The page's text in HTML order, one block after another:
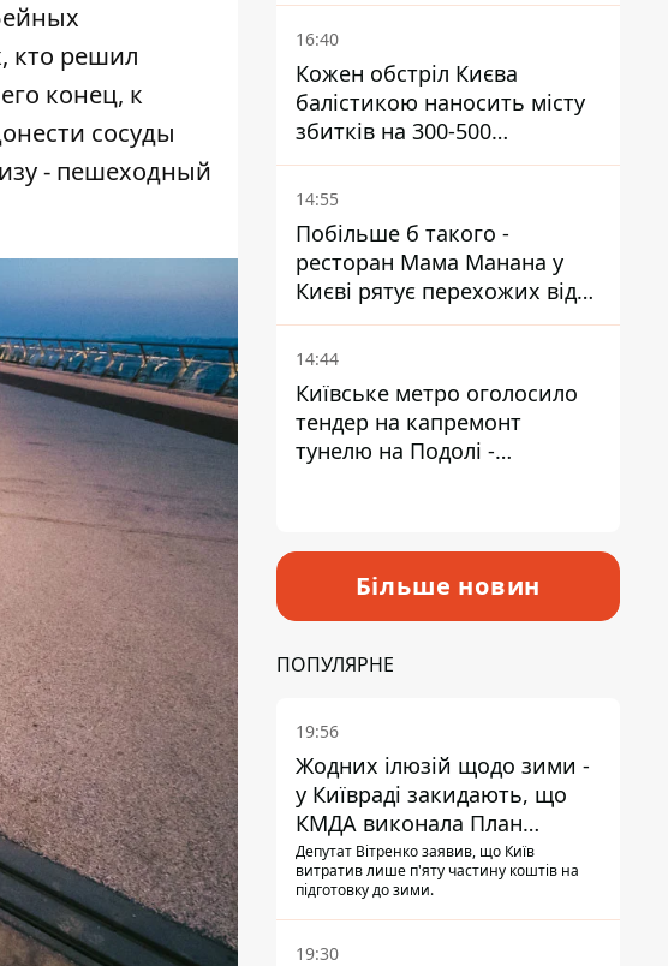
кто решил
конец, к
сосуды
- пешеходный
16:40
Кожен обстріл Києва
балістикою наносить місту
збитків на 300-500
мільйонів - Петро
Пантелеєв
14:55
Побільше б такого -
ресторан Мама Манана у
Києві рятує перехожих від
спеки
14:44
Київське метро оголосило
тендер на капремонт
тунелю на Подолі -
Більше новин
ПОПУЛЯРНЕ
19:56
Жодних ілюзій щодо зими -
у Київраді закидають, що
КМДА виконала План
стійкості на 20%
Депутат Вітренко заявив, що Київ
витратив лише п'яту частину коштів на
підготовку до зими.
19:30